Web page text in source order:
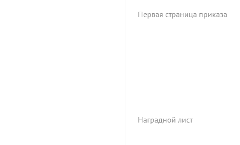
Первая страница приказа
Наградной лист